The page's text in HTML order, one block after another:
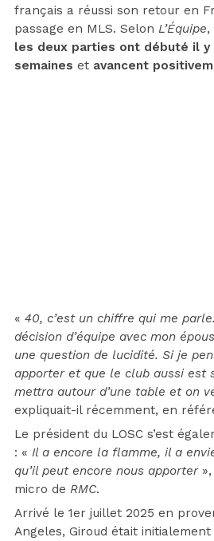
français a réussi son retour en
passage en MLS. Selon L’Équipe,
les deux parties ont débuté il y
semaines et avancent
« 40, c’est un chiffre qui me
décision d’équipe avec mon
une question de lucidité. Si je
apporter et que le club aussi est
mettra autour d’une table et on
expliquait-il récemment, en
Le président du LOSC s’est
: « Il a encore la flamme, il a
qu’il peut encore nous apporter
micro de RMC.
Arrivé le 1er juillet 2025 en
Angeles, Giroud était